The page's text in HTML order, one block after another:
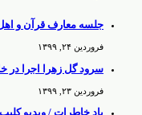
جلسه معارف قرآن و اهل
فروردین ۲۴, ۱۳۹۹
سرود گل زهرا اجرا در
فروردین ۲۳, ۱۳۹۹